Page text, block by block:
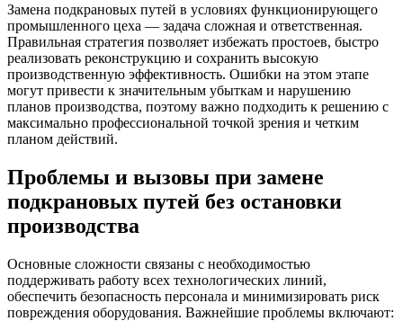
Замена подкрановых путей в условиях функционирующего
промышленного цеха — задача сложная и ответственная.
Правильная стратегия позволяет избежать простоев, быстро
реализовать реконструкцию и сохранить высокую
производственную эффективность. Ошибки на этом этапе
могут привести к значительным убыткам и нарушению
планов производства, поэтому важно подходить к решению с
максимально профессиональной точкой зрения и четким
планом действий.
Проблемы и вызовы при замене
подкрановых путей без остановки
производства
Основные сложности связаны с необходимостью
поддерживать работу всех технологических линий,
обеспечить безопасность персонала и минимизировать риск
повреждения оборудования. Важнейшие проблемы включают: